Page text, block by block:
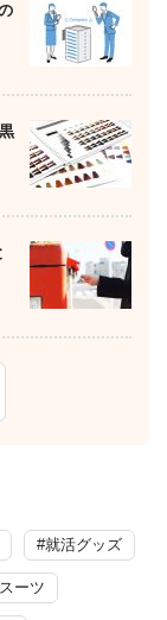
#就活グッズ
ーツ